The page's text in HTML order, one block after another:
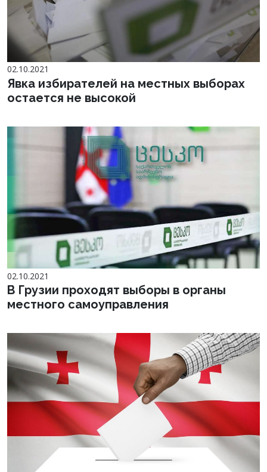
02.10.2021
Явка избирателей на местных выборах
остается не высокой
02.10.2021
В Грузии проходят выборы в органы
местного самоуправления